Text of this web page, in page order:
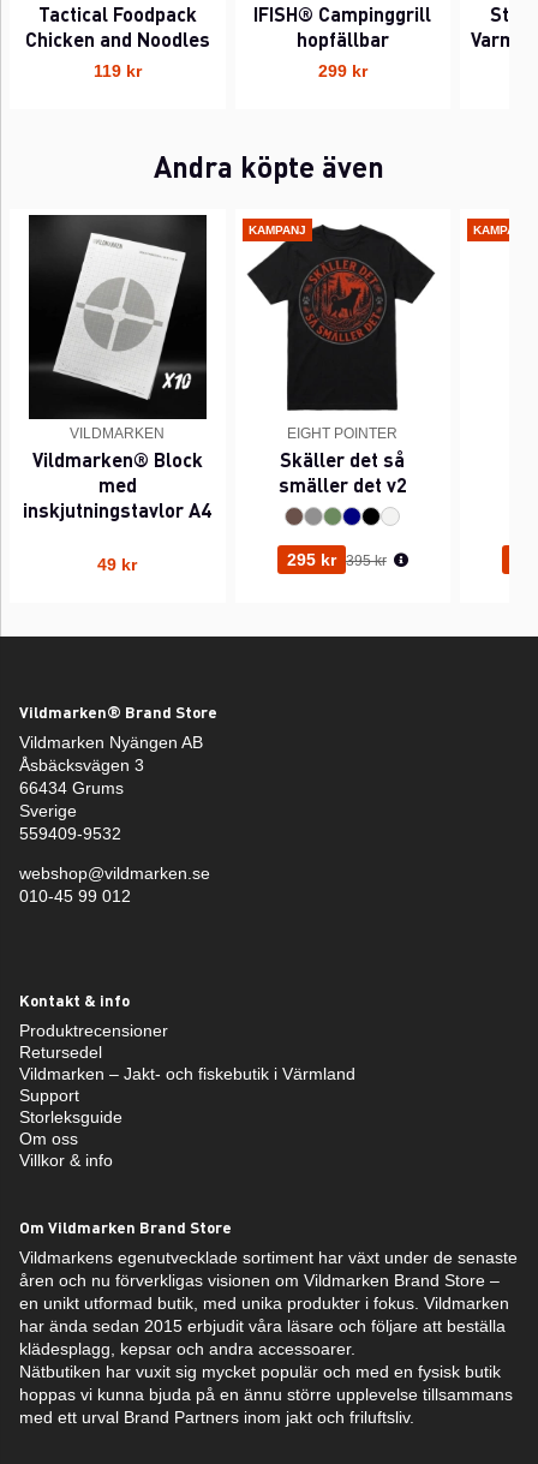
Tactical Foodpack
Chicken and Noodles
119 kr
IFISH® Campinggrill
hopfällbar
299 kr
Andra köpte även
VILDMARKEN
Vildmarken® Block
med
inskjutningstavlor A4
49 kr
KAMPANJ
EIGHT POINTER
Skäller det så
smäller det v2
295 kr Ordinarie pris:
395 kr
KAMPANJ
Vildmarken® Brand Store
Vildmarken Nyängen AB
Åsbäcksvägen 3
66434 Grums
Sverige
559409-9532
webshop@vildmarken.se
010-45 99 012
Kontakt & info
Produktrecensioner
Retursedel
Vildmarken – Jakt- och fiskebutik i Värmland
Support
Storleksguide
Om oss
Villkor & info
Om Vildmarken Brand Store
Vildmarkens egenutvecklade sortiment har växt under de senaste
åren och nu förverkligas visionen om Vildmarken Brand Store –
en unikt utformad butik, med unika produkter i fokus. Vildmarken
har ända sedan 2015 erbjudit våra läsare och följare att beställa
klädesplagg, kepsar och andra accessoarer.
Nätbutiken har vuxit sig mycket populär och med en fysisk butik
hoppas vi kunna bjuda på en ännu större upplevelse tillsammans
med ett urval Brand Partners inom jakt och friluftsliv.